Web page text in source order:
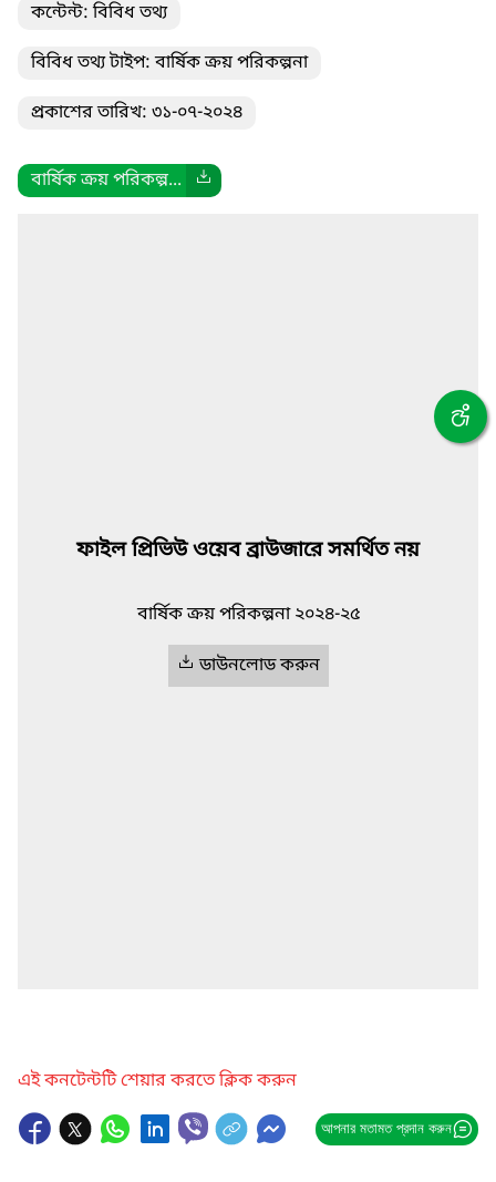
কন্টেন্ট: বিবিধ তথ্য
বিবিধ তথ্য টাইপ: বার্ষিক ক্রয় পরিকল্পনা
প্রকাশের তারিখ: ৩১-০৭-২০২৪
বার্ষিক ক্রয় পরিকল্প...
ফাইল প্রিভিউ ওয়েব ব্রাউজারে সমর্থিত নয়
বার্ষিক ক্রয় পরিকল্পনা ২০২৪-২৫
ডাউনলোড করুন
এই কনটেন্টটি শেয়ার করতে ক্লিক করুন
আপনার মতামত প্রদান করুন